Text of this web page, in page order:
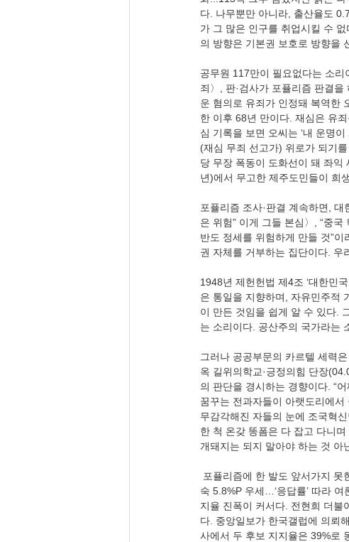
다. 나무뿐만 아니라, 출산율도
가 그 많은 인구를 취업시킬 수
의 방향은 기본권 보호로 방향을
공무원 117만이 필요없다는 소
죄〉, 판·검사가 포퓰리즘 판결을
운 혐의로 유죄가 인정돼 복역한
한 이후 68년 만이다. 재심은 유
심 기록을 보면 오씨는 ‘내 운명
(재심 무죄 선고가) 위로가 되기
당 무장 폭동이 도화선이 돼 좌
년)에서 무고한 제주도민들이 희
포퓰리즘 조사·판결 계속하면,
은 위험” 이게 그들 본심〉, “중
반도 정세를 위험하게 만들 것”이
권 자체를 거부하는 집단이다.
1948년 제헌헌법 제4조 ‘대한민
은 통일을 지향하며, 자유민주적
이 만든 것임을 쉽게 알 수 있다.
는 소리이다. 공산주의 국가라는
그러나 공공부문의 카르텔 세력
옥 길위의학교·긍정의힘 단장
의 판단을 경시하는 경향이다. “
꿈꾸는 전과자들이 아랫도리에
무감각해진 자들의 눈에 조국혁
한 척 온갖 똥폼은 다 잡고 다니
개돼지는 되지 말아야 하는 것 아
숙 5.8%P 우세…‘응답률’ 따라
지율 진폭이 커서다. 전현희 더불
다. 중앙일보가 한국갤럽에 의뢰
사에서 두 후보 지지율은 39%로